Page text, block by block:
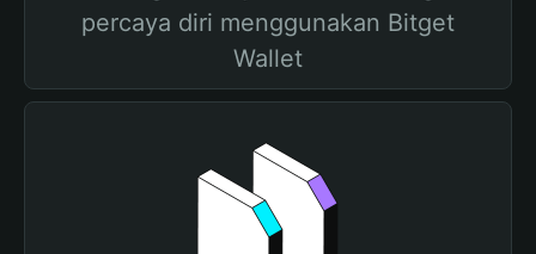
percaya diri menggunakan Bitget
Wallet